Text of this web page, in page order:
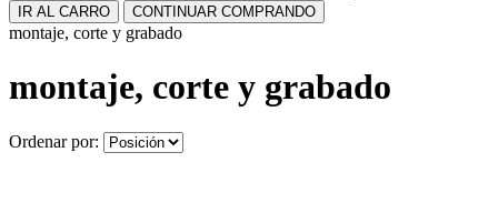
IR AL CARRO CONTINUAR COMPRANDO
montaje, corte y grabado
montaje, corte y grabado
Ordenar por: